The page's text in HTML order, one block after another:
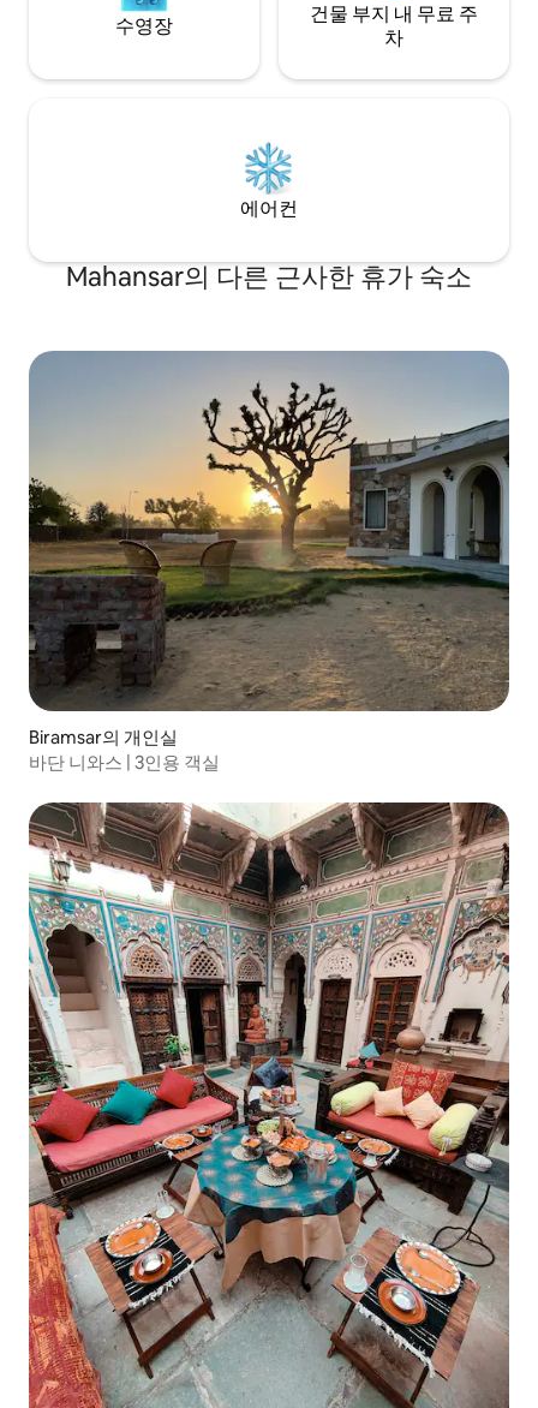
수영장
건물 부지 내 무료 주
차
에어컨
Mahansar의 다른 근사한 휴가 숙소
Biramsar의 개인실
바단 니와스 | 3인용 객실